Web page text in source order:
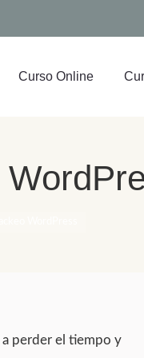
Curso Online
a perder el tiempo y